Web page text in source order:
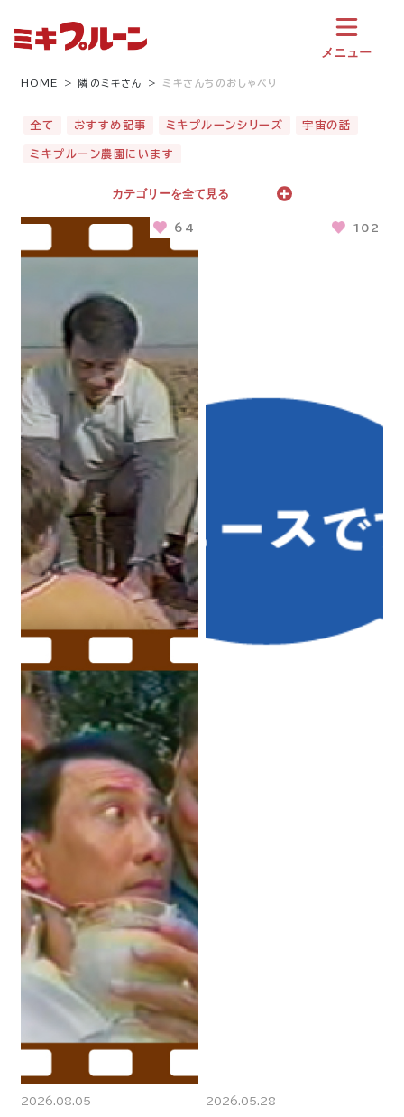
メニュー
HOME 隣のミキさん ミキさんちのおしゃべり
全て おすすめ記事 ミキプルーンシリーズ 宇宙の話
ミキプルーン農園にいます
カテゴリーを全て見る
64
2026.08.05
102
2026.05.28